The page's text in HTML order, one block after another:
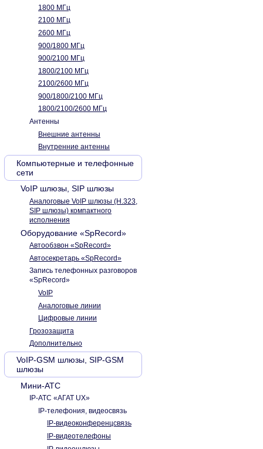
1800 МГц
2100 МГц
2600 МГц
900/1800 МГц
900/2100 МГц
1800/2100 МГц
2100/2600 МГц
900/1800/2100 МГц
1800/2100/2600 МГц
Антенны
Внешние антенны
Внутренние антенны
Компьютерные и телефонные
сети
VoIP шлюзы, SIP шлюзы
Аналоговые VoIP шлюзы (H.323,
SIP шлюзы) компактного
исполнения
Оборудование «SpRecord»
Автообзвон «SpRecord»
Автосекретарь «SpRecord»
Запись телефонных разговоров
«SpRecord»
VoIP
Аналоговые линии
Цифровые линии
Грозозащита
Дополнительно
VoIP-GSM шлюзы, SIP-GSM
шлюзы
Мини-АТС
IP-АТС «АГАТ UX»
IP-телефония, видеосвязь
IP-видеоконференцсвязь
IP-видеотелефоны